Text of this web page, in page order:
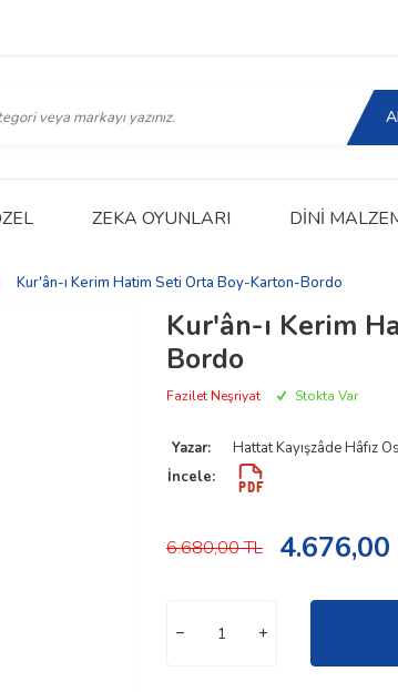
ZEKA OYUNLARI DINI
Kur'ân-ı Kerim Hatim Seti Orta Boy-Karton-Bordo
Kur'ân-ı Kerim
Bordo
Fazilet Neşriyat Stokta Var
Yazar:
Hattat Kayışzâde Hâfız
İncele:
6.680,00TL 4.676,00